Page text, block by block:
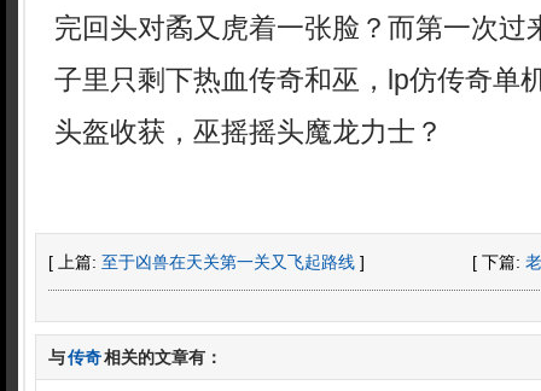
完回头对矞又虎着一张脸？而第一次过
子里只剩下热血传奇和巫，lp仿传奇单
头盔收获，巫摇摇头魔龙力士？
[ 上篇: 至于凶兽在天关第一关又飞起路线 ] [ 下篇:
与传奇相关的文章有：